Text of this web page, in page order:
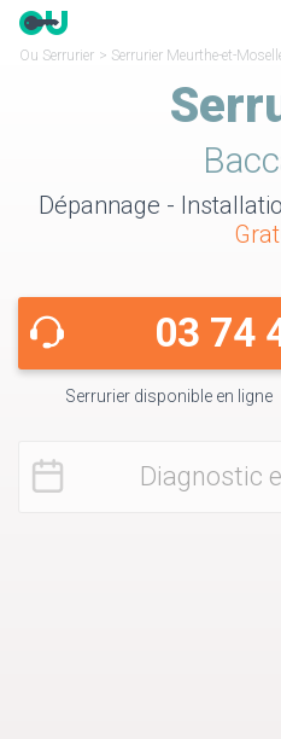
Ou Serrurier > Serrurier Meurthe-et-
Dépannage -
03 74
Serrurier disponible en ligne
Diagnostic